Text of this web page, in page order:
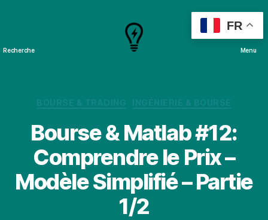
Recherche Menu
Bourse & Matlab #12:
Comprendre le Prix –
Modèle Simplifié – Partie
1/2
FR